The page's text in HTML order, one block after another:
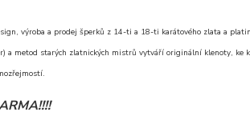
výroba a prodej šperků z 14-ti a 18-ti karátového zlata a
a metod starých zlatnických mistrů vytváří originální klenoty, ke